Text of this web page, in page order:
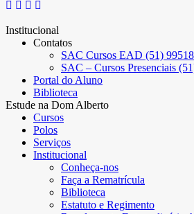
Institucional
Contatos
SAC Cursos EAD (51)
SAC – Cursos Presenciais
Portal do Aluno
Biblioteca
Estude na Dom Alberto
Cursos
Polos
Serviços
Institucional
Conheça-nos
Faça a Rematrícula
Biblioteca
Estatuto e Regimento